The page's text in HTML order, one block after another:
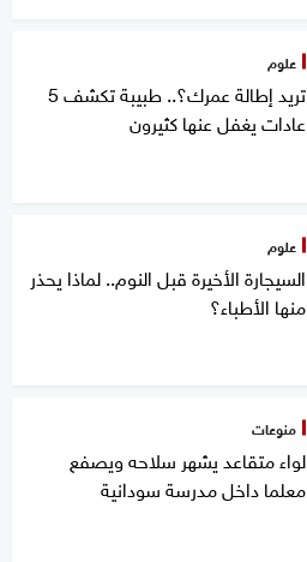
علوم
تريد إطالة عمرك؟.. طبيبة تكشف 5
عادات يغفل عنها كثيرون
علوم
السيجارة الأخيرة قبل النوم.. لماذا يحذر
منها الأطباء؟
منوعات
لواء متقاعد يشهر سلاحه ويصفع
معلما داخل مدرسة سودانية